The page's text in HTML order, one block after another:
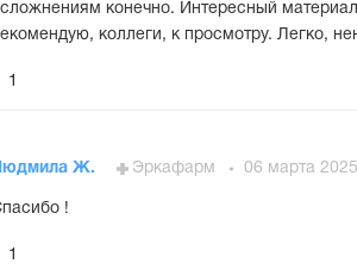
конечно. Интересный
коллеги, к просмотру. Легко,
1
Ж. Эркафарм 06 марта
!
1